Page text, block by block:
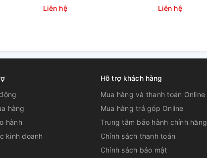
1U105S1PS2SA/AB105S2LR1FA
Liên hệ
950KB
Liên hệ
hàng
hành
kinh doanh
Hỗ trợ khách hàng
Mua hàng và thanh toán Online
Mua hàng trả góp Online
Trung tâm bảo hành chính hãng
Chính sách thanh toán
Chính sách bảo mật